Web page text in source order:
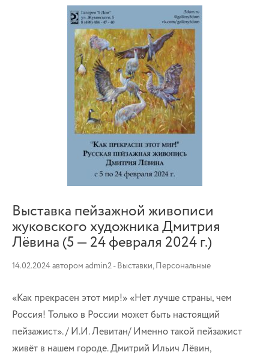
Выставка пейзажной живописи
жуковского художника Дмитрия
Лёвина (5 — 24 февраля 2024 г.)
14.02.2024автором admin2-Выставки,Персональные
«Как прекрасен этот мир!» «Нет лучше страны, чем
Россия! Только в России может быть настоящий
пейзажист». / И.И. Левитан/ Именно такой пейзажист
живёт в нашем городе. Дмитрий Ильич Лёвин,